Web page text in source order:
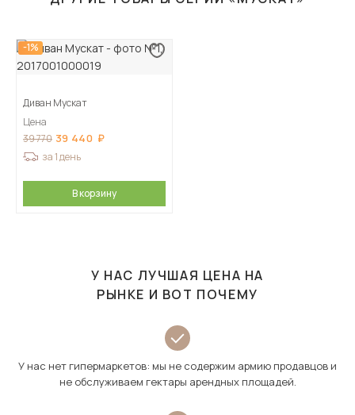
-1%
Диван Мускат
Цена
39 770 39 440
за 1 день
В корзину
У НАС ЛУЧШАЯ ЦЕНА НА
РЫНКЕ И ВОТ ПОЧЕМУ
У нас нет гипермаркетов: мы не содержим армию продавцов и
не обслуживаем гектары арендных площадей.